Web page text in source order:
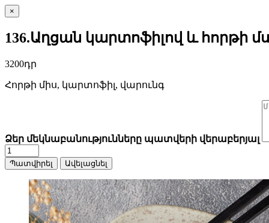
×
136.Աղցան կարտոֆիլով և հորթի
3200դր
Հորթի միս, կարտոֆիլ, վարունգ
Ձեր մեկնաբանությունները պատվերի վերաբերյալ
Պատվիրել Ավելացնել